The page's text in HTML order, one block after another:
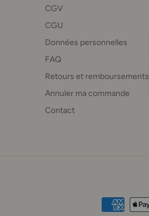
CGV
CGU
Données personnelles
FAQ
Retours et remboursements
Annuler ma commande
Contact